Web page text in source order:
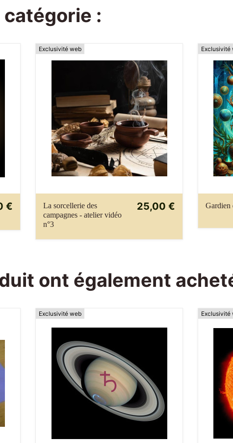
:
€
Exclusivité web
La sorcellerie des
campagnes - atelier vidéo
n°3
25,00 €
Exclusivité
Gardien
ont également
Exclusivité web Exclusivité